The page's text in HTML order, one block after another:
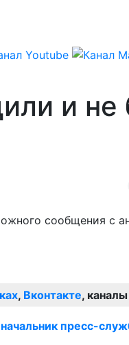
и не
сообщения с
, Вконтакте, каналы
пресс-